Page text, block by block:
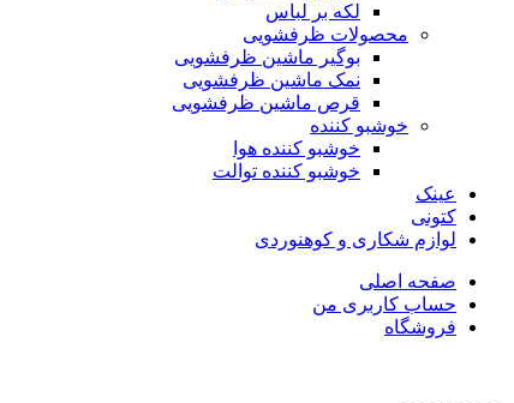
لکه بر لباس
محصولات ظرفشویی
بوگیر ماشین ظرفشویی
نمک ماشین ظرفشویی
قرص ماشین ظرفشویی
خوشبو کننده
خوشبو کننده هوا
خوشبو کننده توالت
عینک
کتونی
لوازم شکاری و کوهنوردی
صفحه اصلی
حساب کاربری من
فروشگاه